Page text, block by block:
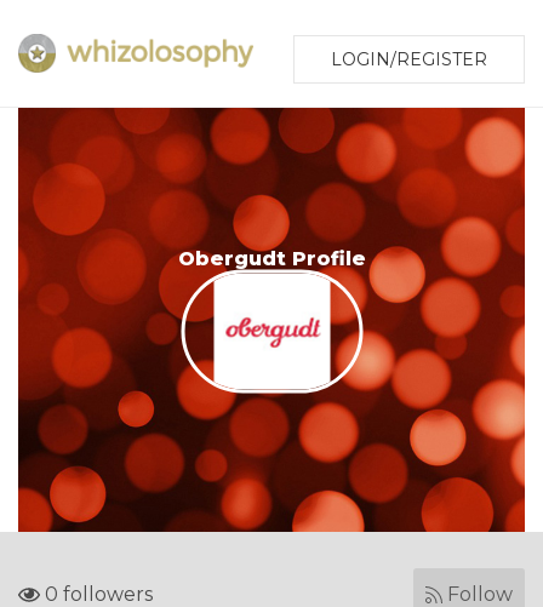
LOGIN/REGISTER
Obergudt Profile
0 followers Follow